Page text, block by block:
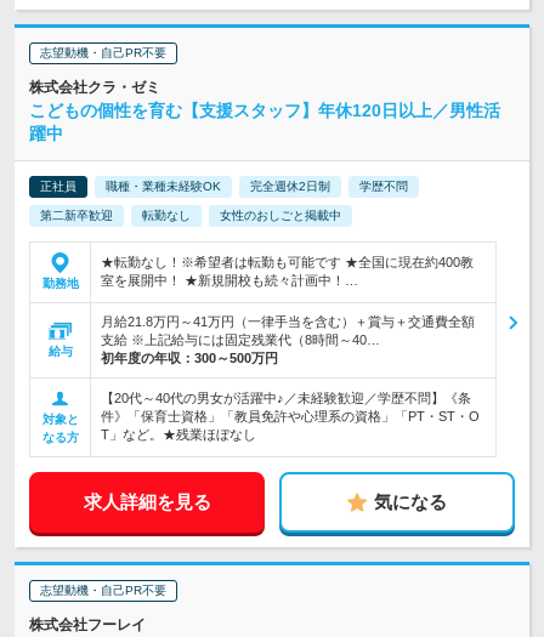
志望動機・自己PR不要
株式会社クラ・ゼミ
こどもの個性を育む【支援スタッフ】年休120日以上／男性活
躍中
正社員 職種・業種未経験OK 完全週休2日制 学歴不問
第二新卒歓迎 転勤なし 女性のおしごと掲載中
勤務地
★転勤なし！※希望者は転勤も可能です ★全国に現在約400教
室を展開中！ ★新規開校も続々計画中！…
給与
月給21.8万円～41万円（一律手当を含む）＋賞与＋交通費全額
支給 ※上記給与には固定残業代（8時間～40…
初年度の年収： 300～500万円
対象と
なる方
【20代～40代の男女が活躍中♪／未経験歓迎／学歴不問】《条
件》「保育士資格」「教員免許や心理系の資格」「PT・ST・O
T」など。★残業ほぼなし
求人詳細を見る 気になる
志望動機・自己PR不要
株式会社フーレイ